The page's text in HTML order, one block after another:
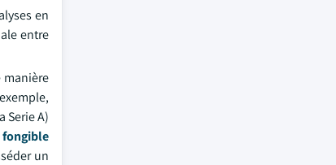
en
entre
manière
Serie A)
un